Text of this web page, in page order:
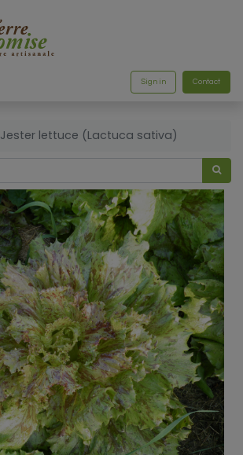
Sign in Contact
Jester lettuce (Lactuca sativa)